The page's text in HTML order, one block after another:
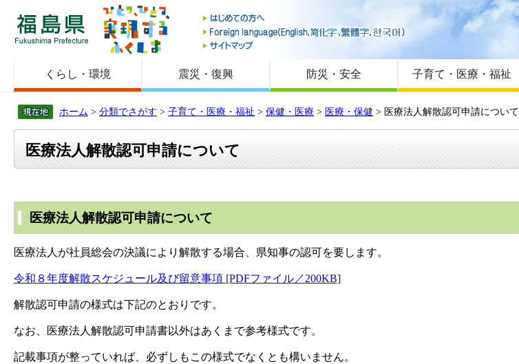
福島県
はじめての方へ
Foreign language
サイトマップ
くらし・環境 震災・復興 防災・安全 子育て・医療・福祉
ホーム > 分類でさがす > 子育て・医療・福祉 > 保健・医療 > 医療・保健 > 医療法人解散認可申請について
医療法人解散認可申請について
医療法人解散認可申請について
医療法人が社員総会の決議により解散する場合、県知事の認可を要します。
令和８年度解散スケジュール及び留意事項 [PDFファイル／200KB]
解散認可申請の様式は下記のとおりです。
なお、医療法人解散認可申請書以外はあくまで参考様式です。
記載事項が整っていれば、必ずしもこの様式でなくとも構いません。